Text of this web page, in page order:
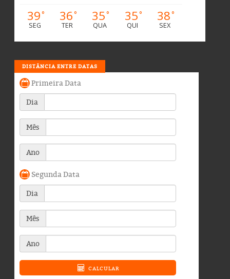
39°
SEG
36°
TER
35°
QUA
35°
QUI
38°
SEX
DISTÂNCIA ENTRE DATAS